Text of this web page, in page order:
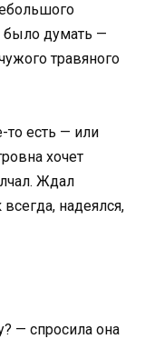
было думать —
травяного
то есть — или
хочет
Ждал
надеялся,
— спросила она